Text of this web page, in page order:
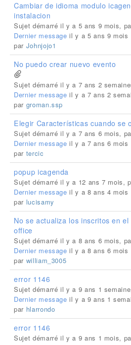
Cambiar de idioma modulo
instalacion
Sujet démarré il y a 5 ans 9 mois,
Dernier message il y a 5 ans 9 mois
par Johnjojo1
No puedo crear nuevo evento
Sujet démarré il y a 7 ans 2
Dernier message il y a 7 ans 2
par groman.ssp
Elegir Características cuando se
Sujet démarré il y a 7 ans 6 mois,
Dernier message il y a 7 ans 6 mois
par tercic
popup icagenda
Sujet démarré il y a 12 ans 7 mois,
Dernier message il y a 8 ans 4 mois
par lucisamy
No se actualiza los inscritos en
office
Sujet démarré il y a 8 ans 6 mois,
Dernier message il y a 8 ans 6 mois
par william_3005
error 1146
Sujet démarré il y a 9 ans 1
Dernier message il y a 9 ans 1
par hlarrondo
error 1146
Sujet démarré il y a 9 ans 1 mois,